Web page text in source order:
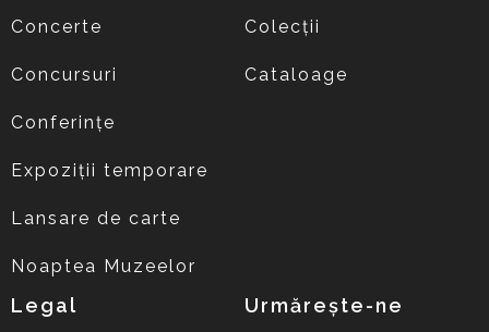
Concerte
Concursuri
Conferințe
Expoziții temporare
Lansare de carte
Noaptea Muzeelor
Colecții
Cataloage
Legal Urmărește-ne